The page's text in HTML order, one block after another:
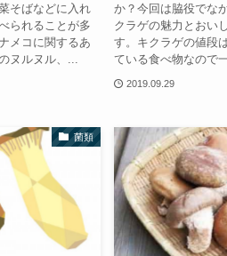
そばなどに入れ
られることが多
メコに関するあ
ヌルヌル、...
か？今回は脇役でな
クラゲの魅力とおい
す。キクラゲの値段
ている食べ物なので
2019.09.29
菌類